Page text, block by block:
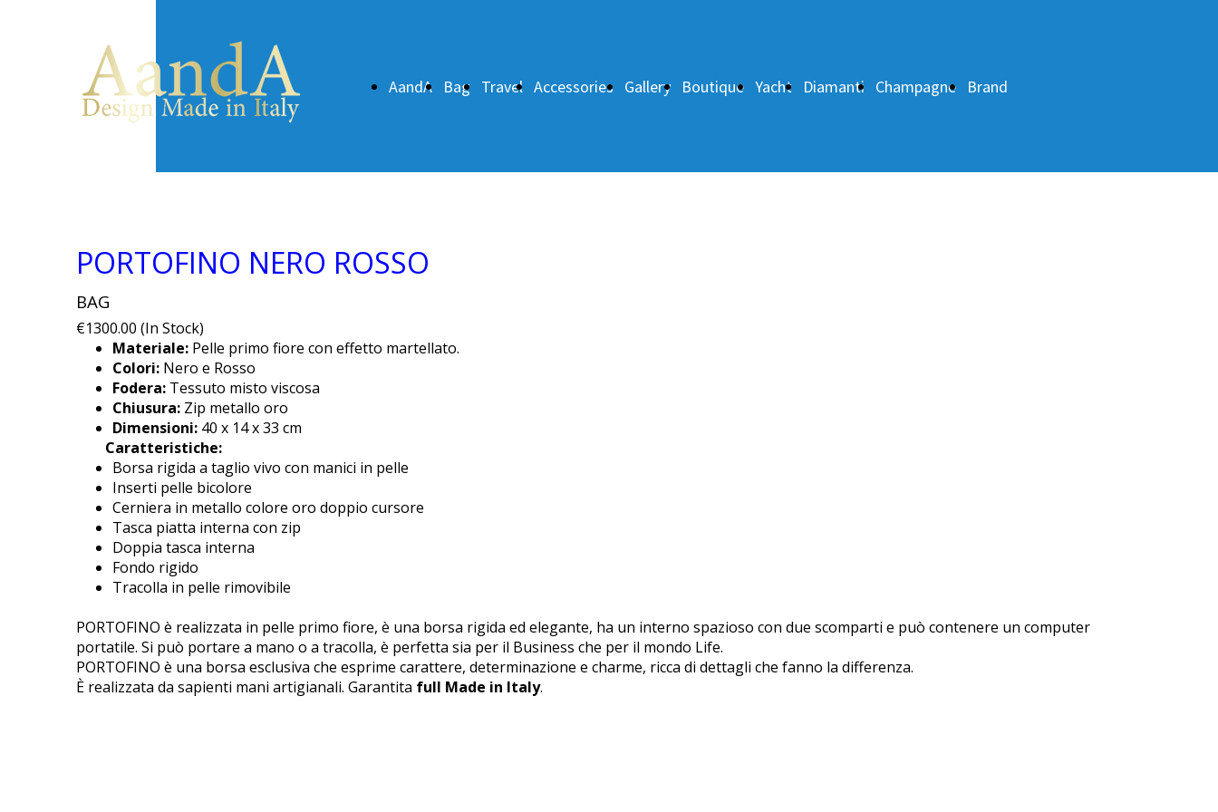
AandA Bag Travel Accessories Gallery Boutique Yacht Diamanti Champagne Brand
PORTOFINO NERO ROSSO
BAG
€1300.00 (In Stock)
Materiale: Pelle primo fiore con effetto martellato.
Colori: Nero e Rosso
Fodera: Tessuto misto viscosa
Chiusura: Zip metallo oro
Dimensioni: 40 x 14 x 33 cm
Caratteristiche:
Borsa rigida a taglio vivo con manici in pelle
Inserti pelle bicolore
Cerniera in metallo colore oro doppio cursore
Tasca piatta interna con zip
Doppia tasca interna
Fondo rigido
Tracolla in pelle rimovibile
PORTOFINO è realizzata in pelle primo fiore, è una borsa rigida ed elegante, ha un interno spazioso con due scomparti e può contenere un computer
portatile. Si può portare a mano o a tracolla, è perfetta sia per il Business che per il mondo Life.
PORTOFINO è una borsa esclusiva che esprime carattere, determinazione e charme, ricca di dettagli che fanno la differenza.
È realizzata da sapienti mani artigianali. Garantita full Made in Italy.